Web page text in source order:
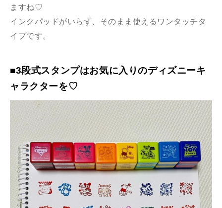
ますね♡
インクパッドがいらず、そのまま使えるワンタッチタ
イプです。
■3段式スタンプはお気に入りのディズニーキ
ャラクターを♡